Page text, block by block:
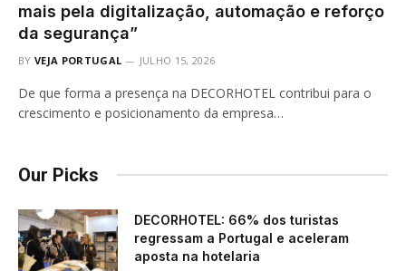
mais pela digitalização, automação e reforço
da segurança”
BY VEJA PORTUGAL JULHO 15, 2026
De que forma a presença na DECORHOTEL contribui para o
crescimento e posicionamento da empresa…
Our Picks
DECORHOTEL: 66% dos turistas
regressam a Portugal e aceleram
aposta na hotelaria